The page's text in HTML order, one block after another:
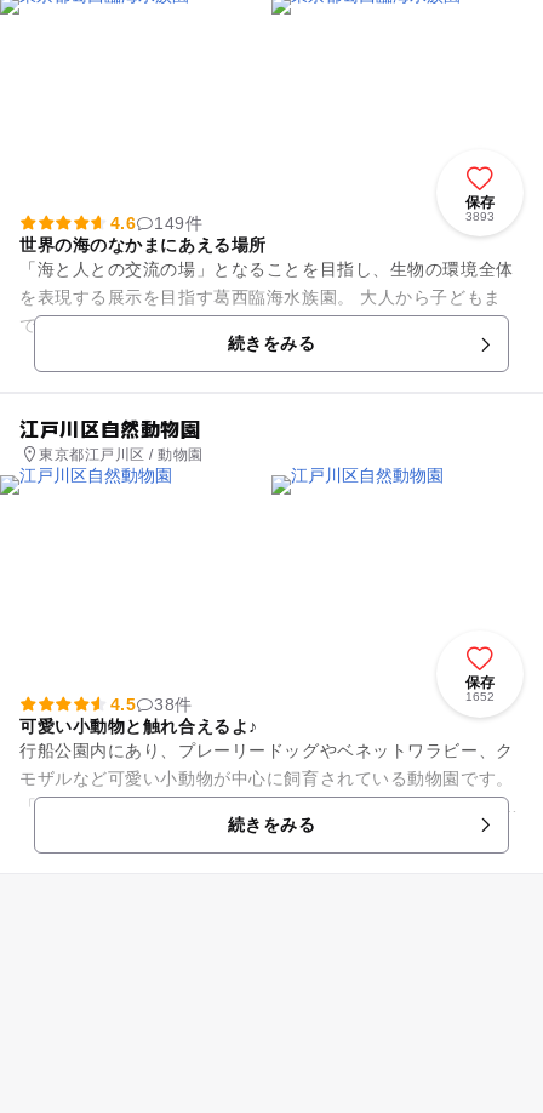
保存
3893
4.6
149件
世界の海のなかまにあえる場所
「海と人との交流の場」となることを目指し、生物の環境全体
を表現する展示を目指す葛西臨海水族園。 大人から子どもま
で、どなたでも楽しめます。 【乳幼児】 混雑時をのぞき、館
続きをみる
江戸川区自然動物園
東京都江戸川区 / 動物園
保存
1652
4.5
38件
可愛い小動物と触れ合えるよ♪
行船公園内にあり、プレーリードッグやベネットワラビー、ク
モザルなど可愛い小動物が中心に飼育されている動物園です。
「ふれあいコーナー」（午前10時～11時45分、午後1時15分～
続きをみる